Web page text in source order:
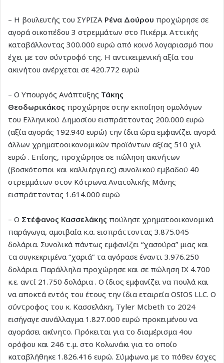
– Η βουλευτής του ΣΥΡΙΖΑ Ρένα Δούρου προχώρησε σε
αγορά οικοπέδου 3 στρεμμάτων στο Πικέρμι Αττικής
καταβάλλοντας 300.000 ευρώ από κοινό λογαριασμό που
έχει με τον σύντροφό της. Η αντικειμενική αξία του
ακινήτου ανέρχεται σε 420.772 ευρώ
– Ο Υπουργός Ανάπτυξης Τάκης
Θεοδωρικάκος προχώρησε στην εκποίηση ομολόγων
του Ελληνικού Δημοσίου εισπράττοντας 200.000 ευρώ
(αξία αγοράς 192.940 ευρώ) την ίδια ώρα εμφανίζει αγορά
άλλων χρηματοοικονομικών προϊόντων αξίας 510 χιλ
ευρώ . Επίσης, προχώρησε σε πώληση ακινήτων
(βοσκότοποι και καλλιέργειες) συνολικού εμβαδού 40
στρεμμάτων στον Κότρωνα Ανατολικής Μάνης
εισπράττοντας 1.614.000 ευρώ
– Ο Στέφανος Κασσελάκης πούλησε χρηματοοικονομικά
παράγωγα, αμοιβαία κ.α. εισπράττοντας 3.875.045
δολάρια. Συνολικά πάντως εμφανίζει “χασούρα” μιας και
τα συγκεκριμένα “χαριά” τα αγόρασε έναντι 3.976.250
δολάρια. Παράλληλα προχώρησε και σε πώληση ΙΧ 4.700
κ.ε. αντί 21.750 δολάρια . Ο ίδιος εμφανίζει να πουλά και
να αποκτά εντός του έτους την ίδια εταιρεία OSIOS LLC. Ο
σύντροφος του κ. Κασσελάκη, Tyler Mcbeth το 2024
εισήγαγε συνάλλαγμα 1.827.000 ευρώ προκειμένου να
αγοράσει ακίνητο. Πρόκειται για το διαμέρισμα 4ου
ορόφου και 246 τ.μ. στο Κολωνάκι για το οποίο
καταβλήθηκε 1.826.416 ευρώ. Σύμφωνα με το πόθεν έσχες